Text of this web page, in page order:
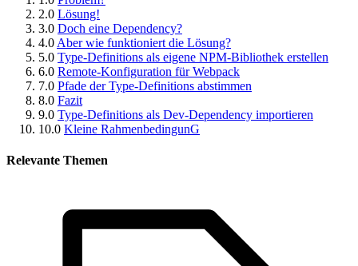
2.0 Lösung!
3.0 Doch eine Dependency?
4.0 Aber wie funktioniert die Lösung?
5.0 Type-Definitions als eigene NPM-Bibliothek erstellen
6.0 Remote-Konfiguration für Webpack
7.0 Pfade der Type-Definitions abstimmen
8.0 Fazit
9.0 Type-Definitions als Dev-Dependency importieren
10.0 Kleine RahmenbedingunG
Relevante Themen